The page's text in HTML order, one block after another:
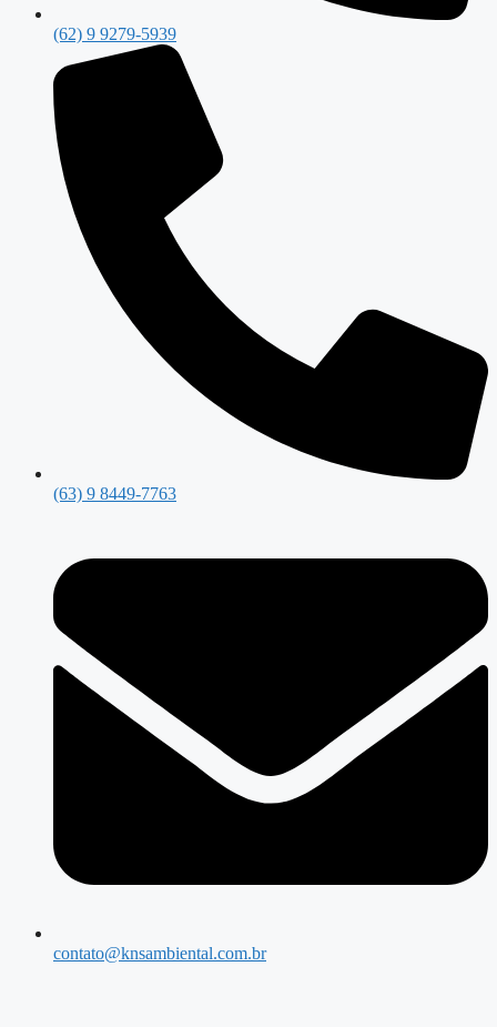
(62) 9 9279-5939
(63) 9 8449-7763
contato@knsambiental.com.br